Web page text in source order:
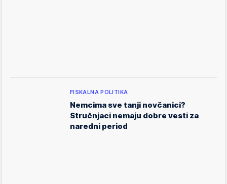
FISKALNA POLITIKA
Nemcima sve tanji novčanici?
Stručnjaci nemaju dobre vesti za
naredni period